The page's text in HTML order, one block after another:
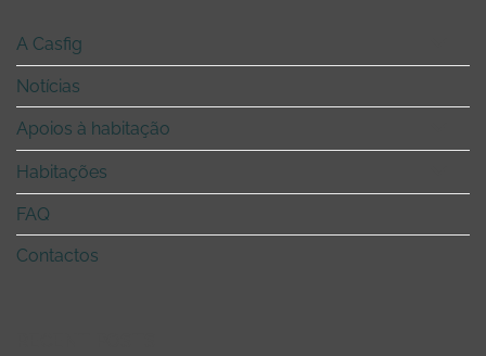
A Casfig
Notícias
Apoios à habitação
Habitações
FAQ
Contactos